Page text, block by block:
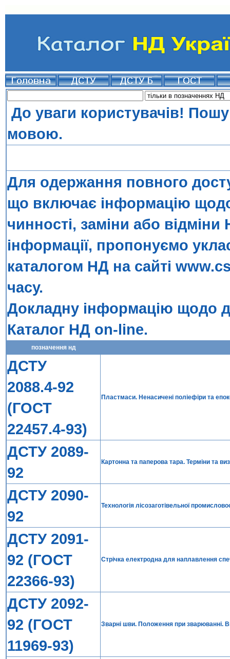
До уваги користувачів!
мовою.
Для одержання повного
що включає інформацію
чинності, заміни або
інформації, пропонуємо
каталогом НД на сайті
часу.
Докладну інформацію щодо
Каталог НД on-line.
позначення нд
ДСТУ
2088.4-92
(ГОСТ
22457.4-93)
Пластмаси. Ненасичені поліефіри та
ДСТУ 2089-
92
Картонна та паперова тара. Терміни та
ДСТУ 2090-
92
Технологія лісозаготівельної
ДСТУ 2091-
92 (ГОСТ
22366-93)
Стрічка електродна для наплавлення
ДСТУ 2092-
92 (ГОСТ
11969-93)
Зварні шви. Положення при зварюванні.